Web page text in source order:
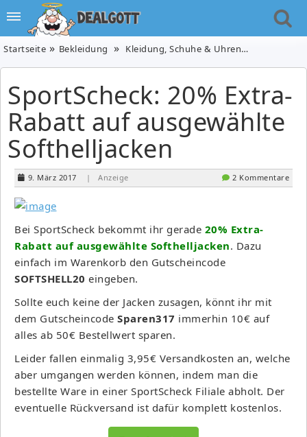
Startseite Bekleidung Kleidung, Schuhe & Uhren
SportScheck: 20% Extra-
Rabatt auf ausgewählte
Softhelljacken
9. März 2017 | Anzeige 2 Kommentare
Bei SportScheck bekommt ihr gerade 20% Extra-
Rabatt auf ausgewählte Softhelljacken. Dazu
einfach im Warenkorb den Gutscheincode
SOFTSHELL20 eingeben.
Sollte euch keine der Jacken zusagen, könnt ihr mit
dem Gutscheincode Sparen317 immerhin 10€ auf
alles ab 50€ Bestellwert sparen.
Leider fallen einmalig 3,95€ Versandkosten an, welche
aber umgangen werden können, indem man die
bestellte Ware in einer SportScheck Filiale abholt. Der
eventuelle Rückversand ist dafür komplett kostenlos.